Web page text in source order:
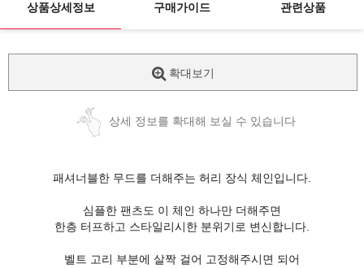
상품상세정보 구매가이드 관련상품
확대보기
상세 정보를 확대해 보실 수 있습니다
패셔너블한 무드를 더해주는 허리 장식 체인입니다.
심플한 팬츠도 이 체인 하나만 더해주면
한층 터프하고 스타일리시한 분위기로 변신합니다.
벨트 고리 부분에 살짝 걸어 고정해주시면 되어